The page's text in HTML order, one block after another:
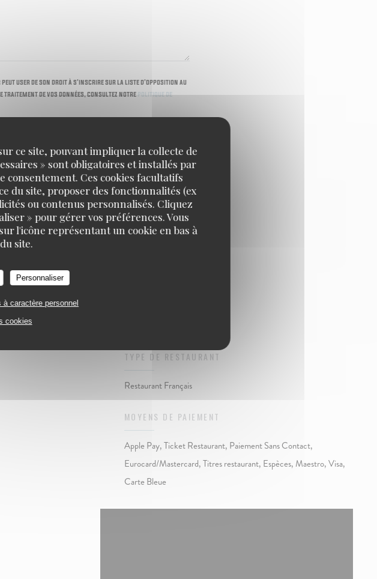
ce site, pouvant impliquer la collecte de
» sont obligatoires et installés par
consentement. Ces cookies facultatifs
du site, proposer des fonctionnalités (ex
ou contenus personnalisés. Cliquez
» pour gérer vos préférences. Vous
l'icône représentant un cookie en bas à
site.
Personnaliser
caractère personnel
cookies
user de son droit à s'inscrire sur la liste d'opposition au
de vos données, consultez notre politique de
TYPE DE RESTAURANT
Restaurant Français
MOYENS DE PAIEMENT
Apple Pay, Ticket Restaurant, Paiement Sans Contact,
Eurocard/Mastercard, Titres restaurant, Espèces, Maestro, Visa,
Carte Bleue